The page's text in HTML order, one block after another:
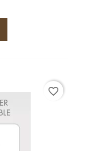
favorite_border